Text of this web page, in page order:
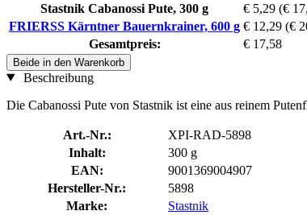
Stastnik Cabanossi Pute, 300 g € 5,29 (€
FRIERSS Kärntner Bauernkrainer, 600 g € 12,29 (€
Gesamtpreis:
€ 17,58
Beide in den Warenkorb
Beschreibung
Die Cabanossi Pute von Stastnik ist eine aus reinem
Art.-Nr.:
XPI-RAD-5898
Inhalt:
300 g
EAN:
9001369004907
Hersteller-Nr.:
5898
Marke:
Stastnik